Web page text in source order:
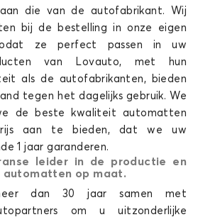
die van de autofabrikant. Wij
bij de bestelling in onze eigen
ze perfect passen in uw
van Lovauto, met hun
als de autofabrikanten, bieden
tegen het dagelijks gebruik. We
de beste kwaliteit automatten
aan te bieden, dat we uw
1 jaar garanderen.
leider in de productie en
automatten op maat.
dan 30 jaar samen met
om u uitzonderlijke